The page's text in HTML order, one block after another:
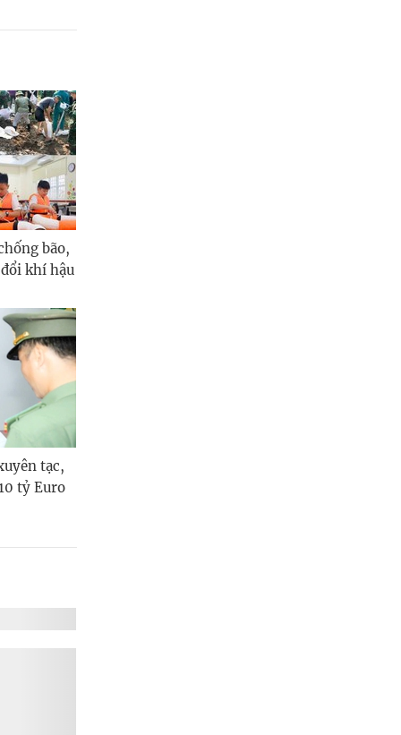
bão,
khí hậu
tạc,
tỷ Euro